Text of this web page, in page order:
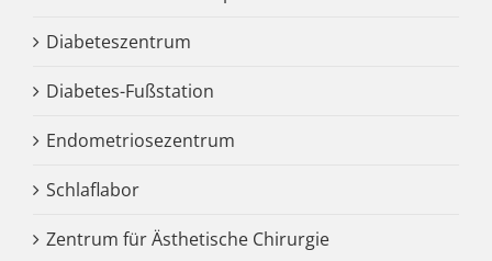
Diabeteszentrum
Diabetes-Fußstation
Endometriosezentrum
Schlaflabor
Zentrum für Ästhetische Chirurgie